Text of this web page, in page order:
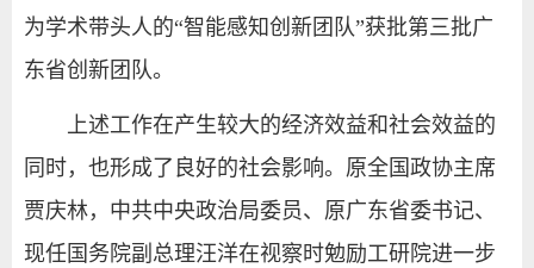
为学术带头人的“智能感知创新团队”获批第三批广
东省创新团队。
上述工作在产生较大的经济效益和社会效益的
同时，也形成了良好的社会影响。原全国政协主席
贾庆林，中共中央政治局委员、原广东省委书记、
现任国务院副总理汪洋在视察时勉励工研院进一步